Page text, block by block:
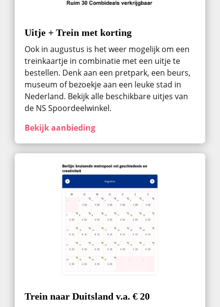
Uitje + Trein met korting
Ook in augustus ​is het weer mogelijk om een
treinkaartje in combinatie met een uitje te
bestellen. Denk aan een pretpark, een beurs,
museum of bezoekje aan een leuke stad in
Nederland. Bekijk alle beschikbare uitjes van
de NS Spoordeelwinkel.
Bekijk aanbieding
Trein naar Duitsland v.a. € 20